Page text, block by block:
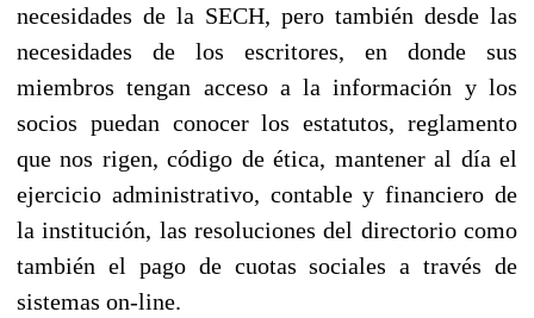
necesidades de la SECH, pero también desde las
necesidades de los escritores, en donde sus
miembros tengan acceso a la información y los
socios puedan conocer los estatutos, reglamento
que nos rigen, código de ética, mantener al día el
ejercicio administrativo, contable y financiero de
la institución, las resoluciones del directorio como
también el pago de cuotas sociales a través de
sistemas on-line.